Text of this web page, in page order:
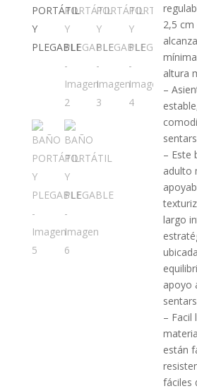
2,5 cm
altura
–
– Este
adulto
largo
apoyo
– Facil
están
fáciles